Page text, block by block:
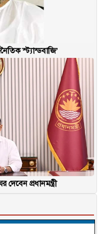
স্ট্যান্ডবাজি’
প্রধানমন্ত্রী